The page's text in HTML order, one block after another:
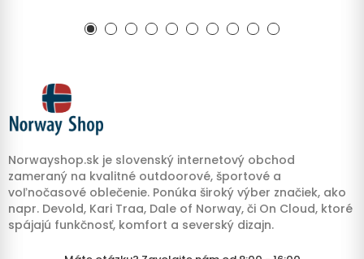
Norwayshop.sk je slovenský internetový obchod
zameraný na kvalitné outdoorové, športové a
voľnočasové oblečenie. Ponúka široký výber značiek, ako
napr. Devold, Kari Traa, Dale of Norway, či On Cloud, ktoré
spájajú funkčnosť, komfort a severský dizajn.